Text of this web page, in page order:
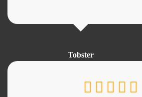
Tobster